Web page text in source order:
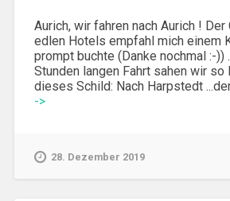
Aurich, wir fahren nach Aurich !
edlen Hotels empfahl mich einem
prompt buchte (Danke nochmal :-))
Stunden langen Fahrt sahen wir so
dieses Schild: Nach Harpstedt
->
28. Dezember 2019